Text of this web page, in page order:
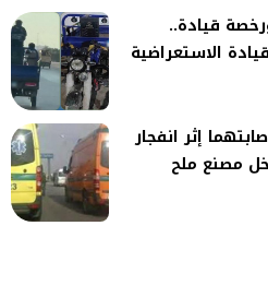
قيادة..
الاستعراضية
إثر انفجار
مصنع ملح